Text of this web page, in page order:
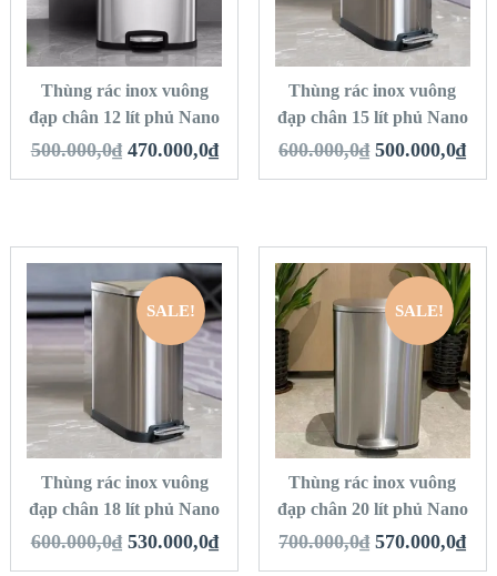
THÊM VÀO GIỎ
HÀNG
Thùng rác inox vuông
đạp chân 12 lít phủ Nano
500.000,0₫ 470.000,0₫
THÊM VÀO GIỎ
HÀNG
Thùng rác inox vuông
đạp chân 15 lít phủ Nano
600.000,0₫ 500.000,0₫
SALE!
QUICK LOOK
VIEW DETAILS
THÊM VÀO GIỎ
HÀNG
Thùng rác inox vuông
đạp chân 18 lít phủ Nano
600.000,0₫ 530.000,0₫
SALE!
QUICK LOOK
VIEW DETAILS
THÊM VÀO GIỎ
HÀNG
Thùng rác inox vuông
đạp chân 20 lít phủ Nano
700.000,0₫ 570.000,0₫